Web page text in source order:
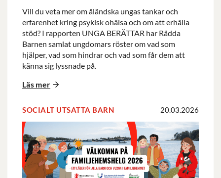
Vill du veta mer om åländska ungas tankar och
erfarenhet kring psykisk ohälsa och om att erhålla
stöd? I rapporten UNGA BERÄTTAR har Rädda
Barnen samlat ungdomars röster om vad som
hjälper, vad som hindrar och vad som får dem att
känna sig lyssnade på.
Läs mer
SOCIALT UTSATTA BARN 20.03.2026
Familjehemshelg
2026